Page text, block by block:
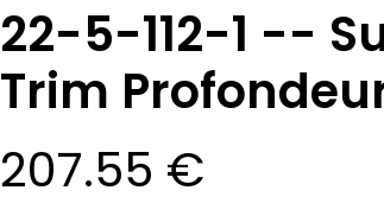
22-5-112-1 --
Trim
207.55 €